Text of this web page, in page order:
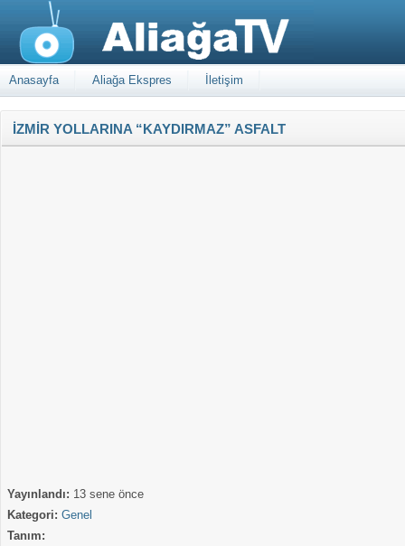
Anasayfa Aliağa Ekspres İletişim
İZMİR YOLLARINA “KAYDIRMAZ” ASFALT
Yayınlandı: 13 sene önce
Kategori: Genel
Tanım: